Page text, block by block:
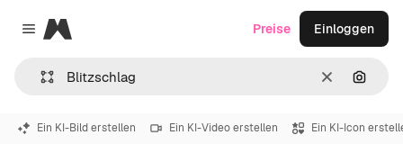
Close menu
Magnific
LöschenNach
Preise Einloggen
Ein KI-Bild erstellen Ein KI-Video erstellen Ein KI-Icon